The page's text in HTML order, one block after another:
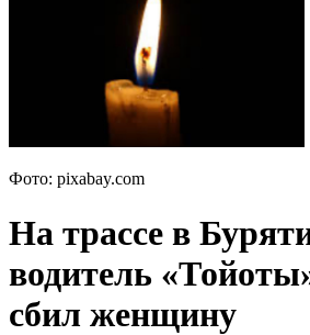
Фото: pixabay.com
На трассе в
водитель
сбил женщину